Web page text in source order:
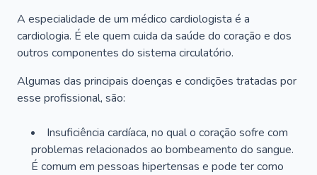
A especialidade de um médico cardiologista é a
cardiologia. É ele quem cuida da saúde do coração e dos
outros componentes do sistema circulatório.
Algumas das principais doenças e condições tratadas por
esse profissional, são:
Insuficiência cardíaca, no qual o coração sofre com
problemas relacionados ao bombeamento do sangue.
É comum em pessoas hipertensas e pode ter como